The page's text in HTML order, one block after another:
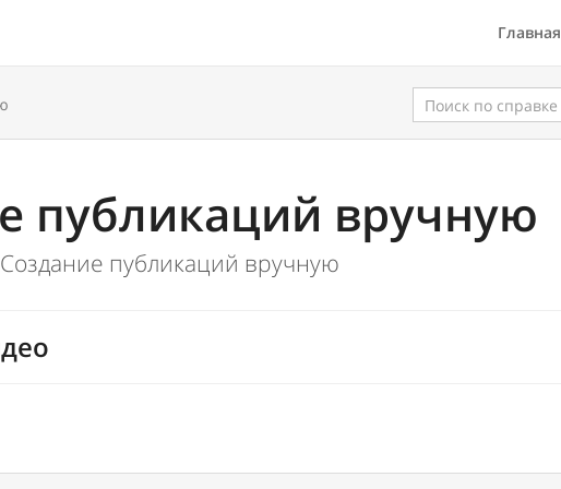
Главная
по
справке
публикаций вручную
Создание публикаций вручную